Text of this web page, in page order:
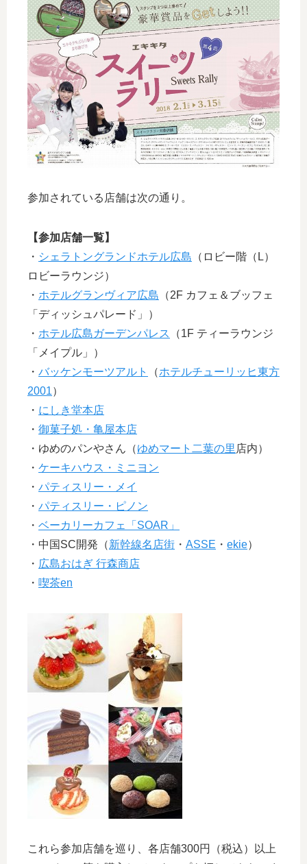
参加されている店舗は次の通り。
【参加店舗一覧】
・ シェラトングランドホテル広島 （ロビー階（L）
ロビーラウンジ）
・ ホテルグランヴィア広島 （2F カフェ＆ブッフェ
「ディッシュパレード」）
・ ホテル広島ガーデンパレス
（1F ティーラウンジ
「メイプル」）
・ バッケンモーツアルト （ホテルチューリッヒ東方
2001）
・ にしき堂本店
・ 御菓子処・亀屋本店
・ゆめのパンやさん（ゆめマート二葉の里 店内）
・ ケーキハウス・ミニヨン
・ パティスリー・メイ
・ パティスリー・ピノン
・ ベーカリーカフェ「SOAR」
・中国SC開発（新幹線名店街 ・ ASSE ・ ekie）
・ 広島おはぎ 行森商店
・ 喫茶en
これら参加店舗を巡り、各店舗300円（税込）以上